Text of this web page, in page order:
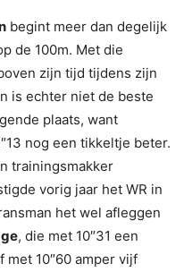
begint meer dan degelijk
de 100m. Met die
zijn tijd tijdens zijn
is echter niet de beste
plaats, want
nog een tikkeltje beter.
trainingsmakker
vorig jaar het WR in
het wel afleggen
, die met 10″31 een
met 10″60 amper vijf